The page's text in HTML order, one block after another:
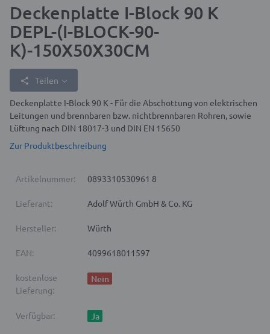
Deckenplatte I-Block 90 K
DEPL-(I-BLOCK-90-
K)-150X50X30CM
Teilen
Deckenplatte I-Block 90 K - Für die Abschottung von elektrischen
Leitungen und brennbaren bzw. nichtbrennbaren Rohren, sowie
Lüftung nach DIN 18017-3 und DIN EN 15650
Zur Produktbeschreibung
Artikelnummer: 0893310530961 8
Lieferant: Adolf Würth GmbH & Co. KG
Hersteller: Würth
EAN: 4099618011597
kostenlose
Lieferung:
Nein
Verfügbar: Ja